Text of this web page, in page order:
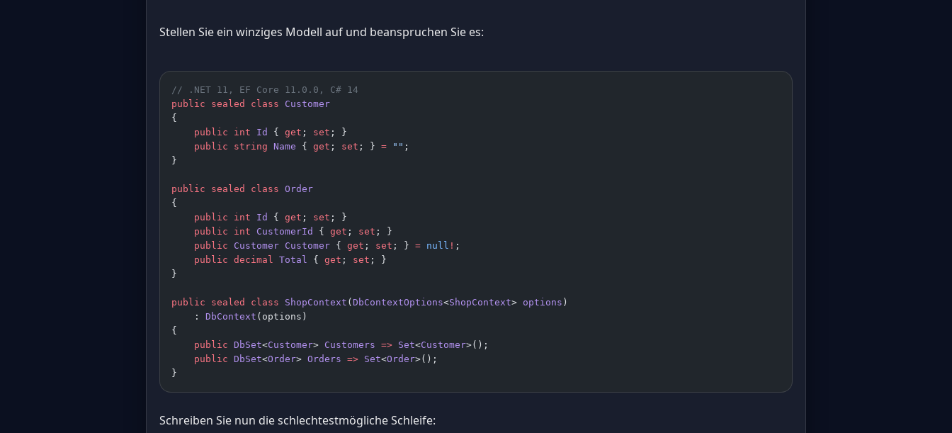
Stellen Sie ein winziges Modell auf und beanspruchen Sie es:
// .NET 11, EF Core 11.0.0, C# 14
public sealed class Customer
{
    public
int Id { get ; set ; }
    public
string Name { get ; set ; } = "" ;
}
public sealed class Order
{
    public
int Id { get ; set ; }
    public
int CustomerId { get ; set ; }
    public
Customer Customer { get ; set ; } = null ! ;
    public
decimal Total { get ; set ; }
}
public sealed class ShopContext (DbContextOptions<ShopContext> options )
    :
DbContext (options)
{
    public
DbSet<Customer> Customers => Set<Customer>();
    public
DbSet<Order> Orders => Set<Order>();
}
Schreiben Sie nun die schlechtestmögliche Schleife: